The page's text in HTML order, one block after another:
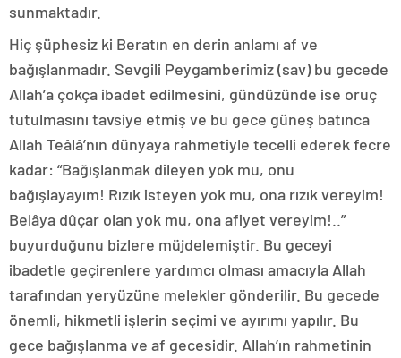
sunmaktadır.
Hiç şüphesiz ki Beratın en derin anlamı af ve
bağışlanmadır. Sevgili Peygamberimiz (sav) bu gecede
Allah’a çokça ibadet edilmesini, gündüzünde ise oruç
tutulmasını tavsiye etmiş ve bu gece güneş batınca
Allah Teâlâ’nın dünyaya rahmetiyle tecelli ederek fecre
kadar: “Bağışlanmak dileyen yok mu, onu
bağışlayayım! Rızık isteyen yok mu, ona rızık vereyim!
Belâya dûçar olan yok mu, ona afiyet vereyim!..”
buyurduğunu bizlere müjdelemiştir. Bu geceyi
ibadetle geçirenlere yardımcı olması amacıyla Allah
tarafından yeryüzüne melekler gönderilir. Bu gecede
önemli, hikmetli işlerin seçimi ve ayırımı yapılır. Bu
gece bağışlanma ve af gecesidir. Allah’ın rahmetinin